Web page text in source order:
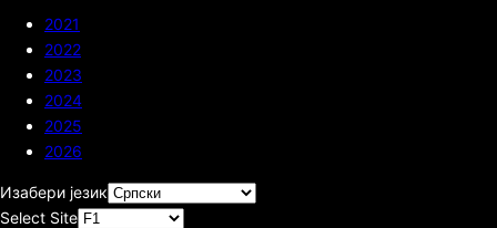
2021
2022
2023
2024
2025
2026
Изабери језик
Select Site